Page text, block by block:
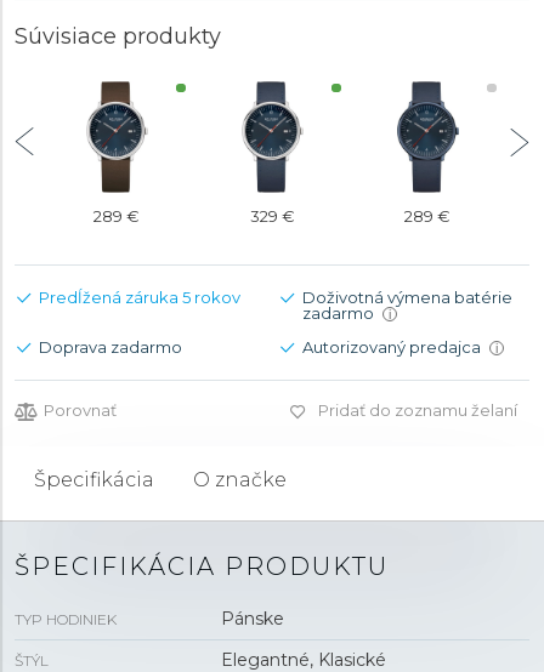
Súvisiace produkty
289 € 329 € 289 €
Predĺžená záruka 5 rokov
Doživotná výmena batérie
zadarmo
i
Doprava zadarmo Autorizovaný predajca i
Porovnať Pridať do zoznamu želaní
Špecifikácia O značke
ŠPECIFIKÁCIA PRODUKTU
TYP HODINIEK Pánske
ŠTÝL Elegantné, Klasické